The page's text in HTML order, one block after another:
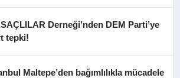
Derneği’nden DEM Parti’ye
tepki!
Maltepe’den bağımlılıkla mücadele